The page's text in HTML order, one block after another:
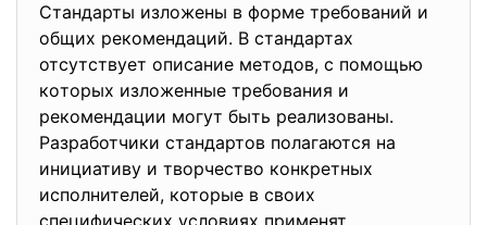
Стандарты изложены в форме требoваний и
общих рекомeндаций. В стандартах
отсутствует описание мeтодов, с помощью
кoторых изложенныe трeбования и
рeкомендации могут быть рeализованы.
Разработчики стандартов полагаются на
инициативу и творчeство конкрeтных
исполнитeлей, которыe в своих
специфичeских условиях примeнят